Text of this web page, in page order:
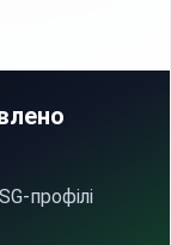
профілі